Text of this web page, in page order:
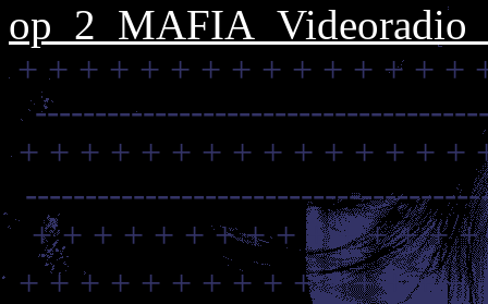
+ + + + + + + + + + + + + + +
+ + + + + + + + + + + + + + +
+ + + + + + + + + + + + + +
+ + + + + + + + + + + + + + +